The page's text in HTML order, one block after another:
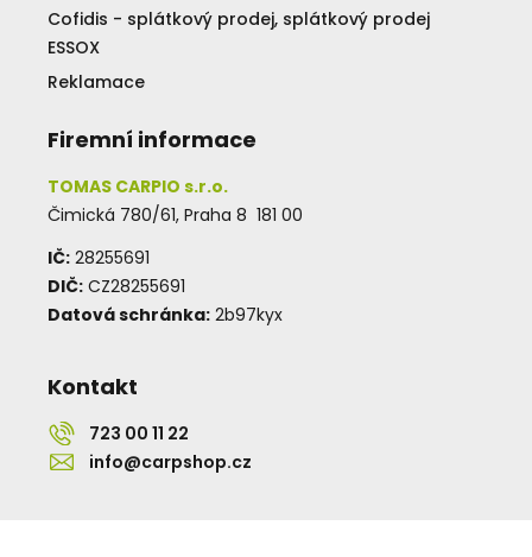
Cofidis - splátkový prodej, splátkový prodej
ESSOX
Reklamace
Firemní informace
TOMAS CARPIO s.r.o.
Čimická 780/61, Praha 8 181 00
IČ: 28255691
DIČ: CZ28255691
Datová schránka: 2b97kyx
Kontakt
723 00 11 22
info@carpshop.cz